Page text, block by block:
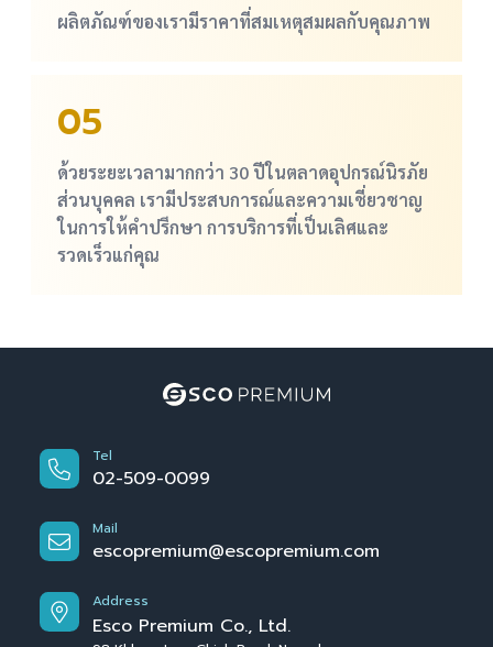
ผลิตภัณฑ์ของเรามีราคาที่สมเหตุสมผลกับคุณภาพ
05
ด้วยระยะเวลามากกว่า 30 ปีในตลาดอุปกรณ์นิรภัย
ส่วนบุคคล เรามีประสบการณ์และความเชี่ยวชาญ
ในการให้คำปรึกษา การบริการที่เป็นเลิศและ
รวดเร็วแก่คุณ
Tel
02-509-0099
Mail
escopremium@escopremium.com
Address
Esco Premium Co., Ltd.